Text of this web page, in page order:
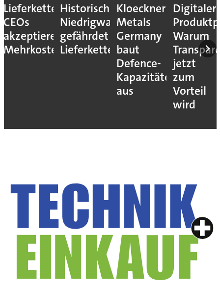
Lieferkettenresilienz:
CEOs
akzeptieren
Mehrkosten
Historisches
Niedrigwasser
gefährdet
Lieferketten
Kloeckner
Metals
Germany
baut
Defence-
Kapazitäten
aus
Digitaler
Warum
jetzt
zum
Vorteil
wird